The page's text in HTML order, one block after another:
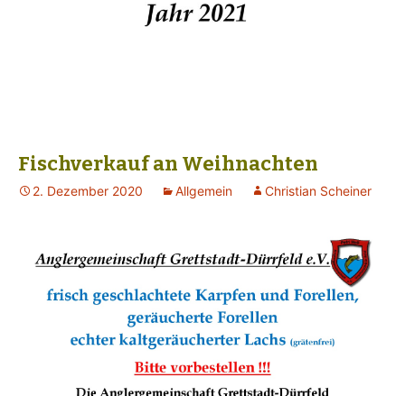
Fischverkauf an Weihnachten
2. Dezember 2020 Allgemein Christian Scheiner